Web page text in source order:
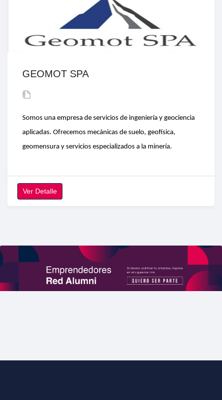
GEOMOT SPA
Somos una empresa de servicios de ingeniería y geociencia
aplicadas. Ofrecemos mecánicas de suelo, geofísica,
geomensura y servicios especializados a la minería.
Ver Detalle